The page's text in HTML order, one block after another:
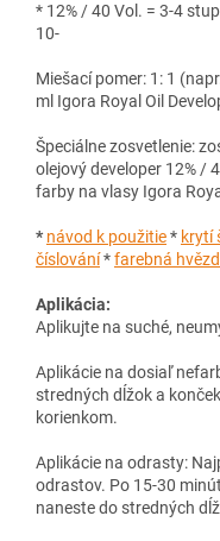
* 12% / 40 Vol. = 3-4
10-
Miešací pomer: 1: 1
ml Igora Royal Oil
Špeciálne zosvetlenie:
olejový developer 12% /
farby na vlasy Igora
* návod k použitie* krytí
číslování*farebná
Aplikácia:
Aplikujte na suché,
Aplikácie na dosiaľ
stredných dĺžok a
korienkom.
Aplikácie na odrasty:
odrastov. Po 15-30
naneste do stredných